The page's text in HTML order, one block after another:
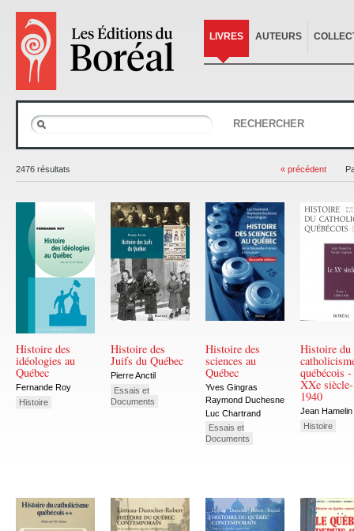
LIVRES AUTEURS
RECHERCHER
2476 résultats « précédent
Histoire des
idéologies au
Québec
Fernande Roy
Histoire
Histoire des
Juifs du Québec
Pierre Anctil
Essais et
Documents
Histoire des
sciences au
Québec
Yves Gingras
Raymond Duchesne
Luc Chartrand
Essais et
Documents
Histoire du
québécois
XXe
1940
Jean Hamelin
Histoire